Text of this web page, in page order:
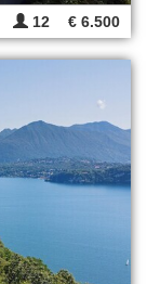
12 € 6.500